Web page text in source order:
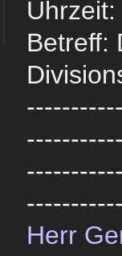
Betreff:
Herr